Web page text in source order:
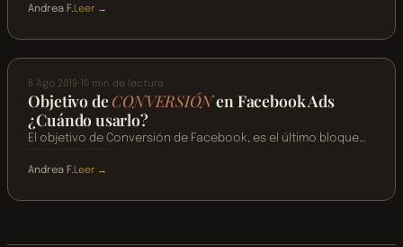
Andrea F.Leer →
publicidad
en
Instagram?
¿Cómo?
6 Ago 2019·10 min de lectura
Objetivo deCONVERSIÓNen Facebook Ads
¿Cuándo usarlo?
El objetivo de Conversión de Facebook, es el último bloque
Andrea F.Leer →